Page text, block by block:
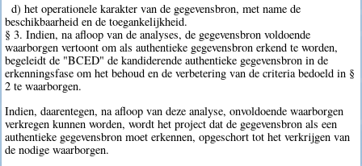
d) het operationele karakter van de gegevensbron, met name de
beschikbaarheid en de toegankelijkheid.
§ 3. Indien, na afloop van de analyses, de gegevensbron voldoende
waarborgen vertoont om als authentieke gegevensbron erkend te worden,
begeleidt de "BCED" de kandiderende authentieke gegevensbron in de
erkenningsfase om het behoud en de verbetering van de criteria bedoeld in §
2 te waarborgen.
Indien, daarentegen, na afloop van deze analyse, onvoldoende waarborgen
verkregen kunnen worden, wordt het project dat de gegevensbron als een
authentieke gegevensbron moet erkennen, opgeschort tot het verkrijgen van
de nodige waarborgen.